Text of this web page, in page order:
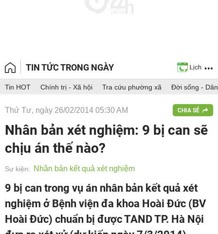
TIN TỨC TRONG NGÀY
Tin HOT Chính trị - Xã hội Tra cứu phường xã Đời sống -
Thứ Tư, ngày 26/02/2014 05:30 AM CHIA SẺ
Nhân bản xét nghiệm: 9 bị can sẽ
chịu án thế nào?
Sự kiện: Nhân bản kết quả xét nghiệm
9 bị can trong vụ án nhân bản kết quả xét
nghiệm ở Bệnh viện đa khoa Hoài Đức (BV
Hoài Đức) chuẩn bị được TAND TP. Hà Nội